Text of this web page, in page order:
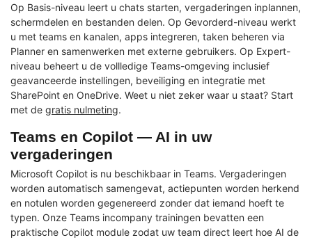
Op Basis-niveau leert u chats starten, vergaderingen inplannen,
schermdelen en bestanden delen. Op Gevorderd-niveau werkt
u met teams en kanalen, apps integreren, taken beheren via
Planner en samenwerken met externe gebruikers. Op Expert-
niveau beheert u de vollledige Teams-omgeving inclusief
geavanceerde instellingen, beveiliging en integratie met
SharePoint en OneDrive. Weet u niet zeker waar u staat? Start
met de gratis nulmeting.
Teams en Copilot — AI in uw
vergaderingen
Microsoft Copilot is nu beschikbaar in Teams. Vergaderingen
worden automatisch samengevat, actiepunten worden herkend
en notulen worden gegenereerd zonder dat iemand hoeft te
typen. Onze Teams incompany trainingen bevatten een
praktische Copilot module zodat uw team direct leert hoe AI de